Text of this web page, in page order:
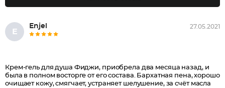
Е
Еnjеl 27.05.2021
Крем-гель для душа Фиджи, приобрела два месяца назад, и
была в полном восторге от его состава. Бархатная пена, хорошо
очищает кожу, смягчает, устраняет шелушение, за счёт масла